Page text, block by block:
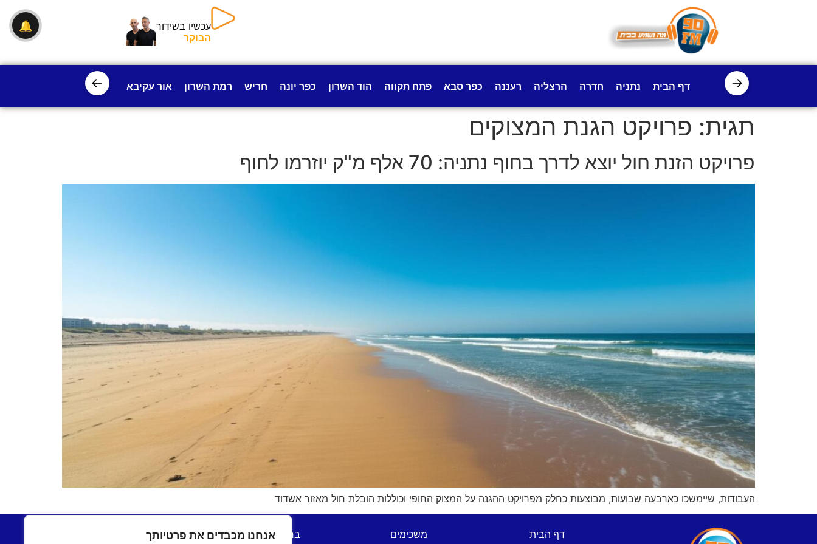
אנחנו מכבדים את פרטיותך
עכשיו בשידור
הבוקר
→ דף הבית נתניה חדרה הרצליה רעננה כפר סבא פתח תקווה הוד השרון כפר יונה חריש רמת השרון אור עקיבא פרדס חנה
←
תגית: פרויקט הגנת המצוקים
פרויקט הזנת חול יוצא לדרך בחוף נתניה: 70 אלף מ"ק יוזרמו לחוף
העבודות, שיימשכו כארבעה שבועות, מבוצעות כחלק מפרויקט ההגנה על המצוק החופי וכוללות הובלת חול מאזור אשדוד
דף הבית
משכימים
ברהנו בתשעים
יצירת קשר
🔔